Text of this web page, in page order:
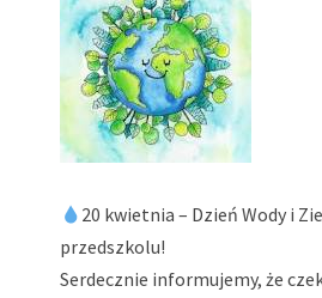
20 kwietnia – Dzień Wody i
przedszkolu!
Serdecznie informujemy, że